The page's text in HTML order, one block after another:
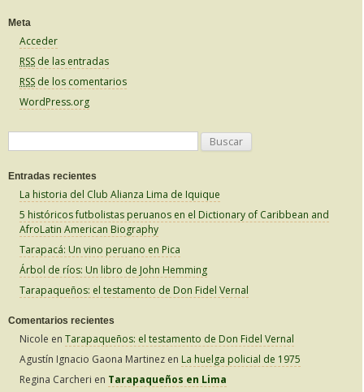
Meta
Acceder
RSS de las entradas
RSS de los comentarios
WordPress.org
sEntradas recientes
La historia del Club Alianza Lima de Iquique
5 históricos futbolistas peruanos en el Dictionary of Caribbean and
AfroLatin American Biography
Tarapacá: Un vino peruano en Pica
Árbol de ríos: Un libro de John Hemming
Tarapaqueños: el testamento de Don Fidel Vernal
Comentarios recientes
Nicole en Tarapaqueños: el testamento de Don Fidel Vernal
Agustín Ignacio Gaona Martinez en La huelga policial de 1975
Regina Carcheri en Tarapaqueños en Lima